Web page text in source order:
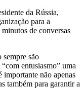
da Rússia,
para a
de conversas
são
entusiasmo” uma
importante não apenas
também para garantir a